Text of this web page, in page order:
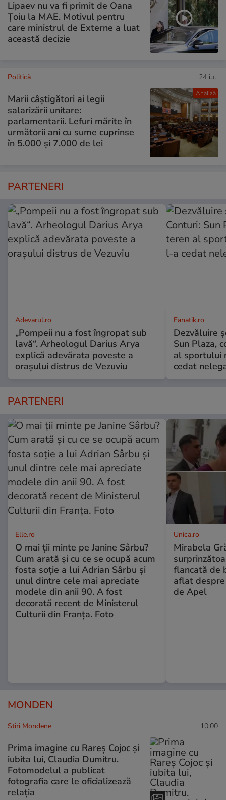
Lipaev nu va fi primit de Oana
Țoiu la MAE. Motivul pentru
care ministrul de Externe a luat
această decizie
Analiză
Politică 24 iul.
Marii câștigători ai legii
salarizării unitare:
parlamentarii. Lefuri mărite în
următorii ani cu sume cuprinse
în 5.000 și 7.000 de lei
PARTENERI
Adevarul.ro
„Pompeii nu a fost îngropat sub
lavă“. Arheologul Darius Arya
explică adevărata poveste a
orașului distrus de Vezuviu
Fanatik.ro
Dezvăluire
Sun Plaza,
al sportului
cedat
PARTENERI
Elle.ro
O mai ții minte pe Janine Sârbu?
Cum arată și cu ce se ocupă acum
fosta soție a lui Adrian Sârbu și
unul dintre cele mai apreciate
modele din anii 90. A fost
decorată recent de Ministerul
Culturii din Franța. Foto
Unica.ro
Mirabela
flancată de
aflat
de Apel
MONDEN
Stiri Mondene 10:00
Prima imagine cu Rareș Cojoc și
iubita lui, Claudia Dumitru.
Fotomodelul a publicat
fotografia care le oficializează
relația